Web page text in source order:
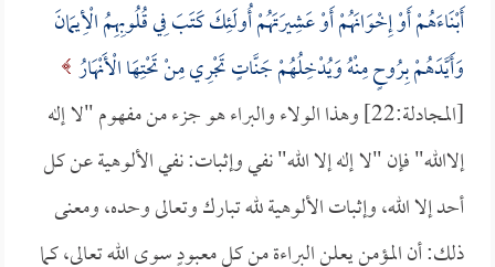
أَبْنَاءَهُمْ أَوْ إِخْوَانَهُمْ أَوْ عَشِيرَتَهُمْ أُولَئِكَ كَتَبَ فِي قُلُوبِهِمُ الْأِيمَانَ
وَأَيَّدَهُمْ بِرُوحٍ مِنْهُ وَيُدْخِلُهُمْ جَنَّاتٍ تَجْرِي مِنْ تَحْتِهَا الْأَنْهَارُ
[المجادلة:22] وهذا الولاء والبراء هو جزء من مفهوم "لا إله
إلاالله" فإن "لا إله إلا الله" نفي وإثبات: نفي الألوهية عن كل
أحد إلا الله، وإثبات الألوهية لله تبارك وتعالى وحده، ومعنى
ذلك: أن المؤمن يعلن البراءة من كل معبودٍ سوى الله تعالى، كما